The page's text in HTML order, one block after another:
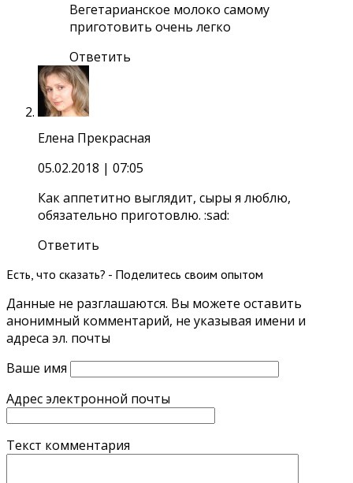
Вегетарианское молоко самому
приготовить очень легко
Ответить
Елена Прекрасная
05.02.2018 | 07:05
Как аппетитно выглядит, сыры я люблю,
обязательно приготовлю. :sad:
Ответить
Есть, что сказать? - Поделитесь своим опытом
Данные не разглашаются. Вы можете оставить
анонимный комментарий, не указывая имени и
адреса эл. почты
Ваше имя
Адрес электронной почты
Текст комментария